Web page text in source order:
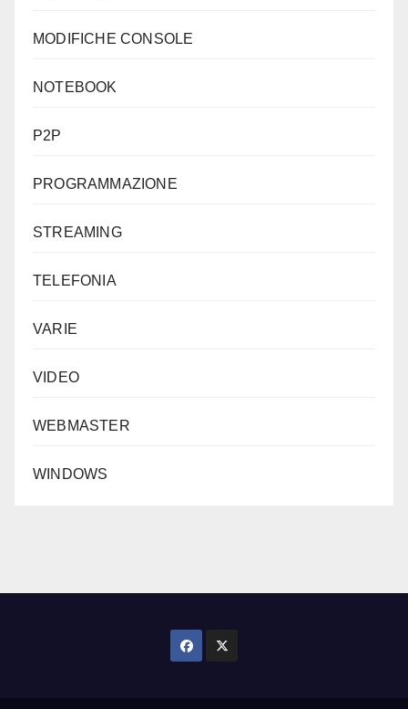
MODIFICHE CONSOLE
NOTEBOOK
P2P
PROGRAMMAZIONE
STREAMING
TELEFONIA
VARIE
VIDEO
WEBMASTER
WINDOWS